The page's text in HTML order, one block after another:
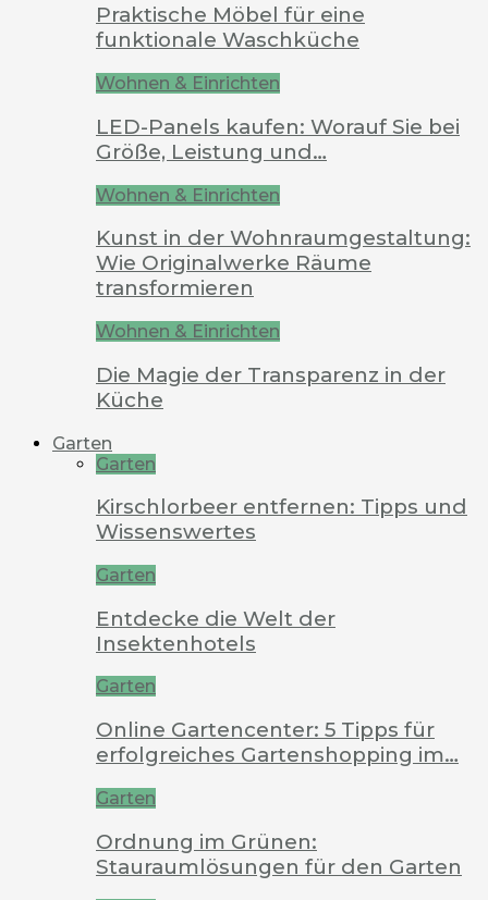
Praktische Möbel für eine
funktionale Waschküche
Wohnen & Einrichten
LED-Panels kaufen: Worauf Sie bei
Größe, Leistung und…
Wohnen & Einrichten
Kunst in der Wohnraumgestaltung:
Wie Originalwerke Räume
transformieren
Wohnen & Einrichten
Die Magie der Transparenz in der
Küche
Garten
Garten
Kirschlorbeer entfernen: Tipps und
Wissenswertes
Garten
Entdecke die Welt der
Insektenhotels
Garten
Online Gartencenter: 5 Tipps für
erfolgreiches Gartenshopping im…
Garten
Ordnung im Grünen:
Stauraumlösungen für den Garten